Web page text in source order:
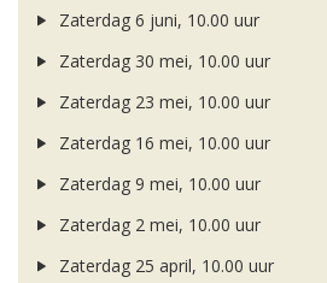
Zaterdag 6 juni, 10.00 uur
Zaterdag 30 mei, 10.00 uur
Zaterdag 23 mei, 10.00 uur
Zaterdag 16 mei, 10.00 uur
Zaterdag 9 mei, 10.00 uur
Zaterdag 2 mei, 10.00 uur
Zaterdag 25 april, 10.00 uur